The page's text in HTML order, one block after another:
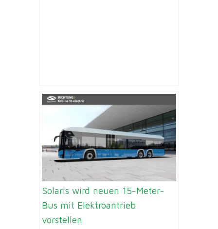
Solaris wird neuen 15-Meter-
Bus mit Elektroantrieb
vorstellen